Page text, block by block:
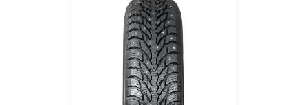
Ikon Autograph Ice 9 SUV
265/45 R 20 108T XL